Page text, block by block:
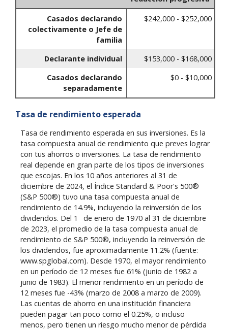
Casados declarando
colectivamente o Jefe de
familia
$242,000 - $252,000
Declarante individual
$153,000 - $168,000
Casados declarando
separadamente
$0 - $10,000
Tasa de rendimiento esperada
Tasa de rendimiento esperada en sus inversiones. Es la
tasa compuesta anual de rendimiento que preves lograr
con tus ahorros o inversiones. La tasa de rendimiento
real depende en gran parte de los tipos de inversiones
que escojas. En los 10 años anteriores al 31 de
diciembre de 2024, el Índice Standard & Poor's 500®
(S&P 500®) tuvo una tasa compuesta anual de
rendimiento de 14.9%, incluyendo la reinversión de los
dividendos. Del 1
de enero de 1970 al 31 de diciembre
de 2023, el promedio de la tasa compuesta anual de
rendimiento de S&P 500®, incluyendo la reinversión de
los dividendos, fue aproximadamente 11.2% (fuente:
www.spglobal.com). Desde 1970, el mayor rendimiento
en un período de 12 meses fue 61% (junio de 1982 a
junio de 1983). El menor rendimiento en un período de
12 meses fue -43% (marzo de 2008 a marzo de 2009).
Las cuentas de ahorro en una institución financiera
pueden pagar tan poco como el 0.25%, o incluso
menos, pero tienen un riesgo mucho menor de pérdida